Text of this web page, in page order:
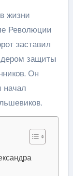
жизни
Революции
заставил
защиты
Он
начал